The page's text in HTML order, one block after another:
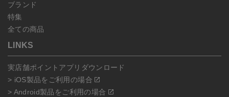
ブランド
特集
全ての商品
LINKS
実店舗ポイントアプリダウンロード
> iOS製品をご利用の場合
> Android製品をご利用の場合